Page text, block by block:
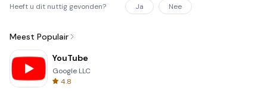
Heeft u dit nuttig gevonden? Ja Nee
Meest Populair
YouTube
Google LLC
4.8